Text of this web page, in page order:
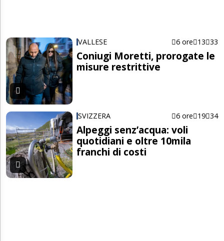
VALLESE 6 ore 13 33
Coniugi Moretti, prorogate le
misure restrittive
SVIZZERA 6 ore 19 34
Alpeggi senz’acqua: voli
quotidiani e oltre 10mila
franchi di costi